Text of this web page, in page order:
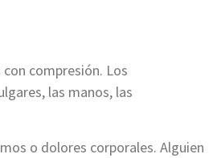
compresión. Los
las manos, las
o dolores corporales. Alguien